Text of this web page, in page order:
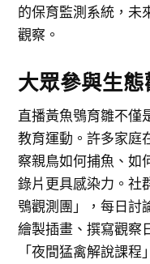
的保育監測系統，未
觀察。
大眾參與生
直播黃魚鴞育雛不僅
教育運動。許多家庭
察親鳥如何捕魚、如
錄片更具感染力。社
鴞觀測團」，每日討
繪製插畫、撰寫觀察
「夜間猛禽解說課